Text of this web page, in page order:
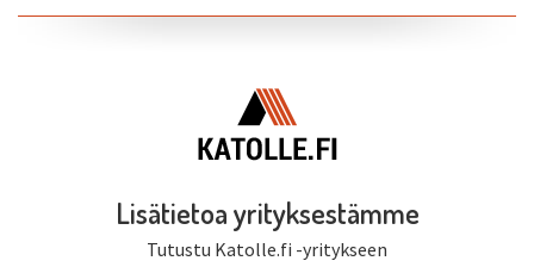
Lisätietoa yrityksestämme
Tutustu Katolle.fi -yritykseen